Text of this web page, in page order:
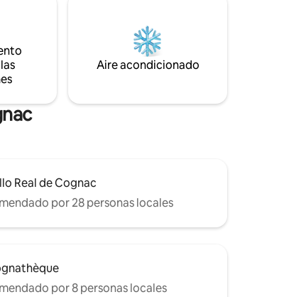
Aire acondicionado
Real de Cognac
por 28 personas locales
por 8 personas locales